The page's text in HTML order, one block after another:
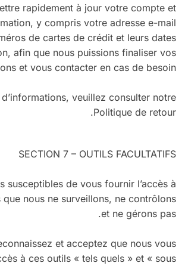
rapidement à jour votre compte et
y compris votre adresse e-mail
de cartes de crédit et leurs dates
afin que nous puissions finaliser vos
et vous contacter en cas de besoin.
veuillez consulter notre
Politique de retour.
SECTION 7 – OUTILS FACULTATIFS
susceptibles de vous fournir l’accès à
nous ne surveillons, ne contrôlons
et ne gérons pas.
et acceptez que nous vous
à ces outils « tels quels » et « sous